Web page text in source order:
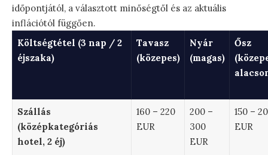
időpontjától, a választott minőségtől és az aktuális
inflációtól függően.
Költségtétel (3 nap / 2
éjszaka)
Tavasz
(közepes)
Nyár
(magas)
Ősz
Szállás
(középkategóriás
hotel, 2 éj)
160 – 220
EUR
200 –
300
EUR
150 –
EUR